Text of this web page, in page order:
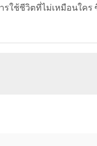
ใช้ชีวิตที่ไม่เหมือนใคร